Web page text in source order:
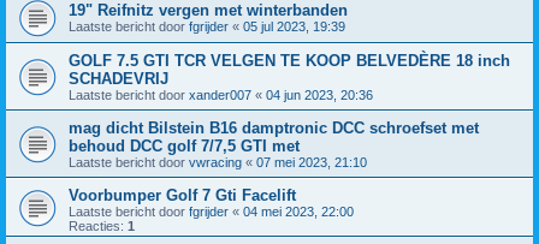
19" Reifnitz vergen met winterbanden
Laatste bericht door fgrijder « 05 jul 2023, 19:39
GOLF 7.5 GTI TCR VELGEN TE KOOP BELVEDÈRE 18 inch
SCHADEVRIJ
Laatste bericht door xander007 « 04 jun 2023, 20:36
mag dicht Bilstein B16 damptronic DCC schroefset met
behoud DCC golf 7/7,5 GTI met
Laatste bericht door vwracing « 07 mei 2023, 21:10
Voorbumper Golf 7 Gti Facelift
Laatste bericht door fgrijder « 04 mei 2023, 22:00
Reacties: 1